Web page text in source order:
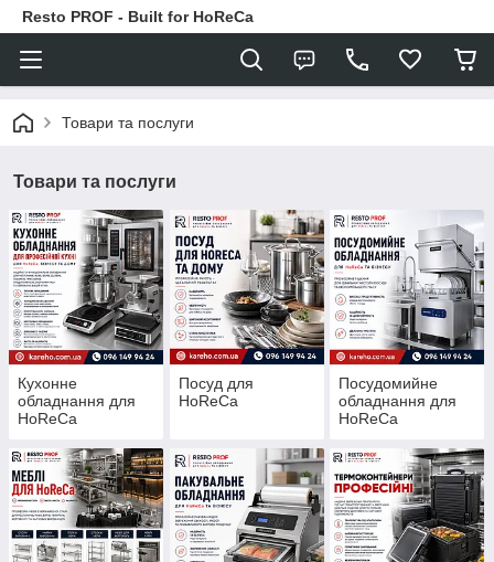
Resto PROF - Built for HoReCa
Товари та послуги
Товари та послуги
Кухонне
обладнання для
HoReCa
Посуд для
HoReCa
Посудомийне
обладнання для
HoReCa